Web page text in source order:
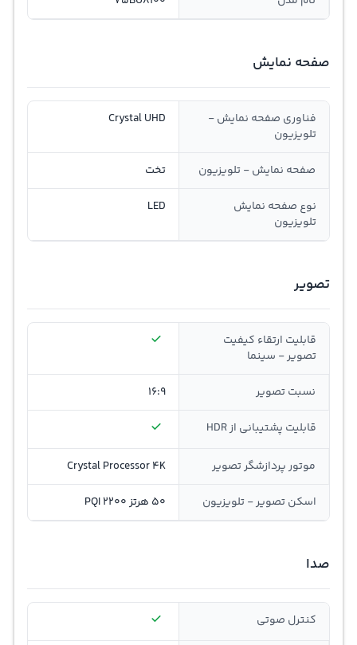
صفحه نمایش
فناوری صفحه نمایش -
تلویزیون
Crystal UHD
صفحه نمایش - تلویزیون تخت
نوع صفحه نمایش
تلویزیون
LED
تصویر
قابلیت ارتقاء کیفیت
تصویر - سینما
نسبت تصویر 16:9
قابلیت پشتیبانی از HDR
موتور پردازشگر تصویر Crystal Processor 4K
اسکن تصویر - تلویزیون 50 هرتز PQI 2200
صدا
کنترل صوتی